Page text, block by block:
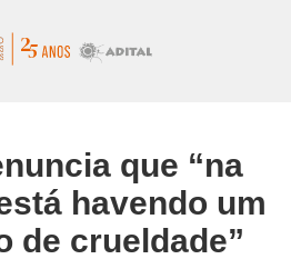
que “na
havendo um
de crueldade”